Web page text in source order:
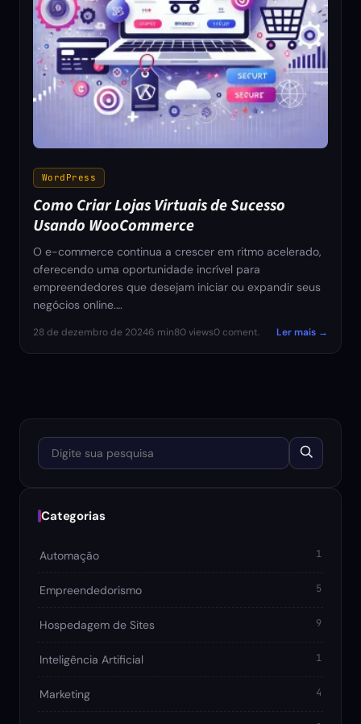
WordPress
Como Criar Lojas Virtuais de Sucesso
Usando WooCommerce
O e-commerce continua a crescer em ritmo acelerado,
oferecendo uma oportunidade incrível para
empreendedores que desejam iniciar ou expandir seus
negócios online.…
28 de dezembro de 20246 min80 views0 coment. Ler mais →
Digite sua pesquisa
Categorias
Automação 1
Empreendedorismo 5
Hospedagem de Sites 9
Inteligência Artificial 1
Marketing 4